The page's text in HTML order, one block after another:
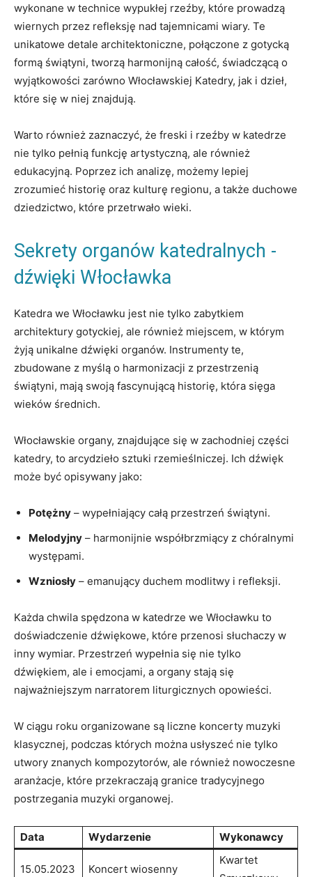
wykonane⁢ w technice wypukłej rzeźby, które prowadzą
wiernych przez‌ refleksję nad ⁣tajemnicami wiary. Te
unikatowe ⁢detale architektoniczne, połączone z gotycką
formą‌ świątyni, ⁣tworzą harmonijną‍ całość, świadczącą o
wyjątkowości⁢ zarówno Włocławskiej Katedry, jak⁣ i ⁣dzieł,
które się w niej⁤ znajdują.
Warto ‍również zaznaczyć,⁣ że freski i rzeźby w katedrze
nie tylko pełnią funkcję ‌artystyczną, ale ‌również
⁤edukacyjną.⁢ Poprzez ich analizę, możemy lepiej
‌zrozumieć ⁢historię oraz​ kulturę regionu,‍ a także duchowe
dziedzictwo, które przetrwało wieki.
Sekrety⁣ organów katedralnych ⁤-
dźwięki ‌Włocławka
Katedra we Włocławku jest nie tylko⁢ zabytkiem
architektury gotyckiej,⁣ ale również miejscem,‍ w którym⁤
żyją unikalne dźwięki organów. Instrumenty te,
⁤zbudowane z‌ myślą o ‍harmonizacji ⁣z przestrzenią
⁢świątyni, ⁣mają swoją fascynującą historię, która⁣ sięga
wieków średnich.
Włocławskie organy, znajdujące się w ‍zachodniej części⁤
katedry,‌ to arcydzieło sztuki rzemieślniczej. Ich ​dźwięk
może być opisywany jako:
Potężny – ⁣wypełniający całą przestrzeń świątyni.
Melodyjny ​– harmonijnie współbrzmiący‌ z chóralnymi
występami.
Wzniosły – emanujący duchem modlitwy ⁢i refleksji.
Każda ‌chwila spędzona w katedrze ⁤we Włocławku to
doświadczenie dźwiękowe, które przenosi słuchaczy w
inny wymiar. Przestrzeń wypełnia się nie tylko⁤
dźwiękiem, ⁤ale i ​emocjami, a ⁤organy stają ⁤się
⁢najważniejszym narratorem liturgicznych opowieści.
W‍ ciągu‍ roku organizowane ‌są ⁣liczne koncerty⁤ muzyki
klasycznej, podczas ‌których można usłyszeć‍ nie⁢ tylko
utwory znanych ⁤kompozytorów, ale również⁣ nowoczesne
aranżacje, które ‍przekraczają ⁤granice⁤ tradycyjnego
postrzegania ​muzyki organowej.
Data Wydarzenie Wykonawcy
15.05.2023 Koncert wiosenny
Kwartet